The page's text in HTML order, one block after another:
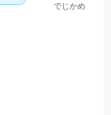
でじかめ